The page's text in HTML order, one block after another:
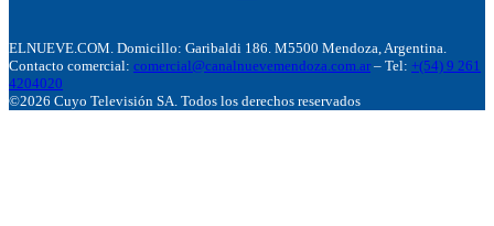
ELNUEVE.COM. Domicillo: Garibaldi 186. M5500 Mendoza, Argentina.
Contacto comercial: comercial@canalnuevemendoza.com.ar – Tel: +(54) 9 261
4204020
©2026 Cuyo Televisión SA. Todos los derechos reservados